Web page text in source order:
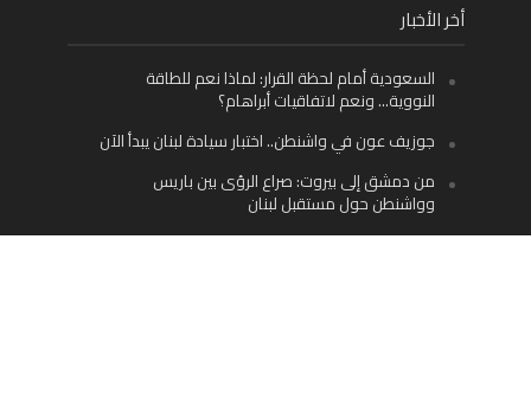
أخر الأخبار
السعودية أمام لحظة القرار: لماذا نعم للطاقة
النووية… ونعم لاتفاقيات أبراهام؟
جوزيف عون في واشنطن.. اختبار سيادة لبنان يبدأ الآن
من دمشق إلى بيروت: صراع الرؤى بين باريس
وواشنطن حول مستقبل لبنان
اليسار اللبناني «اليقظ» وسيادة الدولة: لماذا يُعدّ نزع